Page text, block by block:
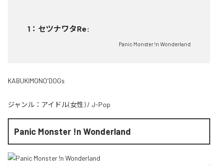
1 ： セツナワタRe:
Panic Monster !n Wonderland
KABUKIMONO'DOGs
ジャンル： アイドル(女性) / J-Pop
Panic Monster !n Wonderland